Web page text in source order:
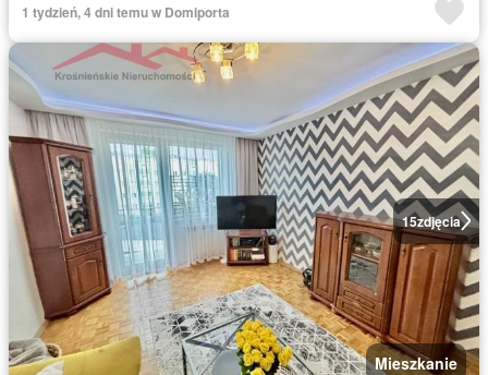
1 tydzień, 4 dni temu w Domiporta
15zdjęcia
Mieszkanie